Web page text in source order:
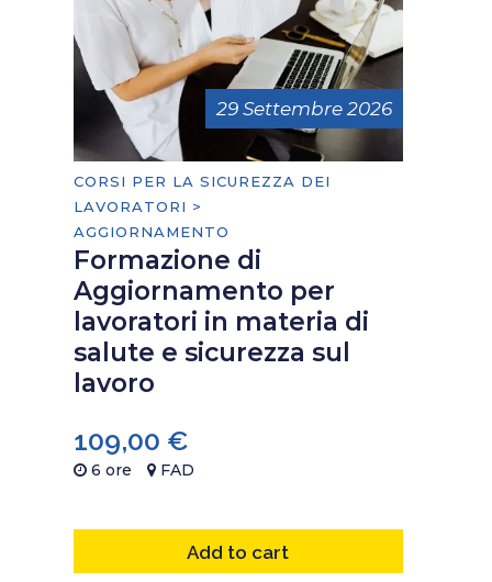
29 Settembre 2026
CORSI PER LA SICUREZZA DEI
LAVORATORI >
AGGIORNAMENTO
Formazione di
Aggiornamento per
lavoratori in materia di
salute e sicurezza sul
lavoro
109,00 €
6 ore FAD
Add to cart